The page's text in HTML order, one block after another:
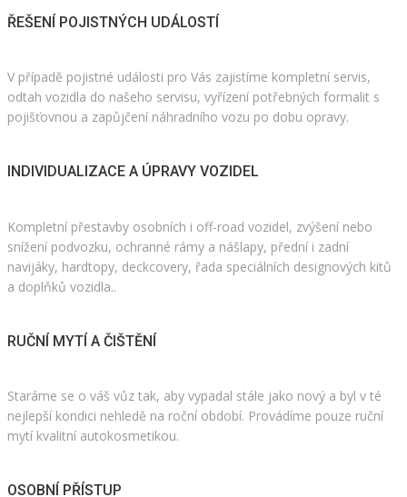
ŘEŠENÍ POJISTNÝCH UDÁLOSTÍ
V případě pojistné události pro Vás zajistíme kompletní servis,
odtah vozidla do našeho servisu, vyřízení potřebných formalit s
pojišťovnou a zapůjčení náhradního vozu po dobu opravy.
INDIVIDUALIZACE A ÚPRAVY VOZIDEL
Kompletní přestavby osobních i off-road vozidel, zvýšení nebo
snížení podvozku, ochranné rámy a nášlapy, přední i zadní
navijáky, hardtopy, deckcovery, řada speciálních designových kitů
a doplňků vozidla..
RUČNÍ MYTÍ A ČIŠTĚNÍ
Staráme se o váš vůz tak, aby vypadal stále jako nový a byl v té
nejlepší kondici nehledě na roční období. Provádíme pouze ruční
mytí kvalitní autokosmetikou.
OSOBNÍ PŘÍSTUP